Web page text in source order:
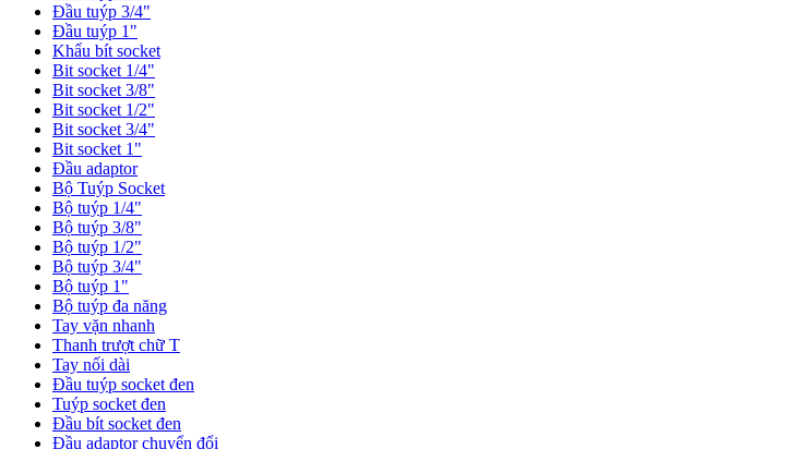
Đầu tuýp 3/4"
Đầu tuýp 1"
Khẩu bít socket
Bit socket 1/4"
Bit socket 3/8"
Bit socket 1/2"
Bit socket 3/4"
Bit socket 1"
Đầu adaptor
Bộ Tuýp Socket
Bộ tuýp 1/4"
Bộ tuýp 3/8"
Bộ tuýp 1/2"
Bộ tuýp 3/4"
Bộ tuýp 1"
Bộ tuýp đa năng
Tay vặn nhanh
Thanh trượt chữ T
Tay nối dài
Đầu tuýp socket đen
Tuýp socket đen
Đầu bít socket đen
Đầu adaptor chuyển đổi